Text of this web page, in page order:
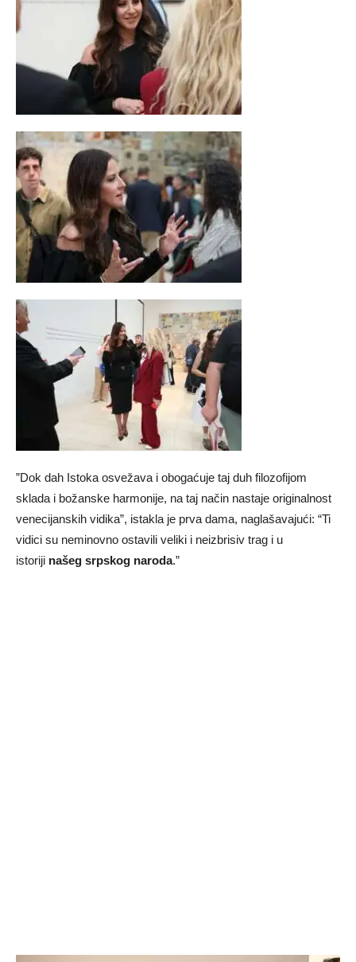
​”Dok dah Istoka osvežava i obogaćuje taj duh filozofijom
sklada i božanske harmonije, na taj način nastaje originalnost
venecijanskih vidika”, istakla je prva dama, naglašavajući: “Ti
vidici su neminovno ostavili veliki i neizbrisiv trag i u
istoriji našeg srpskog naroda.”